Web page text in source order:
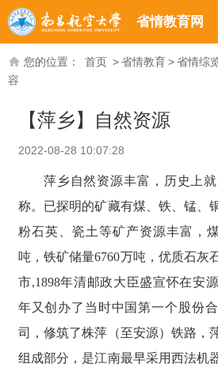
省情教育网
您的位置： 首页 >省情教育>省情综
容
【萍乡】自然资源
2022-08-28 10:07:28
萍乡自然资源丰富，历史上
称。已探明的矿藏有煤、铁、锰、
粉石英、瓷土等矿产资源丰富，
吨，铁矿储量6760万吨，优质石灰
市,1898年清邮政大臣盛宣怀在安
年又创办了当时中国第一个股份
司，修筑了株萍（至安源）铁路，
组成部分，是江南最早采用西法机